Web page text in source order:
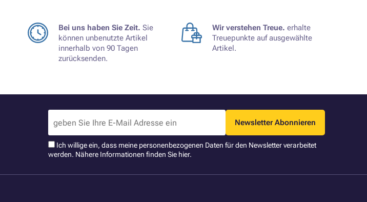
Bei uns haben Sie Zeit. Sie
können unbenutzte Artikel
innerhalb von 90 Tagen
zurücksenden.
Wir verstehen Treue. erhalte
Treuepunkte auf ausgewählte
Artikel.
Newsletter Abonnieren
Ich willige ein, dass meine personenbezogenen Daten für den Newsletter verarbeitet
werden. Nähere Informationen finden Sie hier.